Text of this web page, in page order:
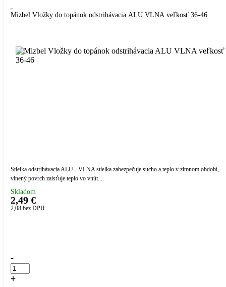
Mizbel Vložky do topánok odstrihávacia ALU VLNA veľkosť 36-46
Stielka odstrihávacia ALU - VLNA stielka zabezpečuje sucho a teplo v zimnom období,
vlnený povrch zaisťuje teplo vo vnút...
Skladom
2,49 €
2,08 bez DPH
-
+